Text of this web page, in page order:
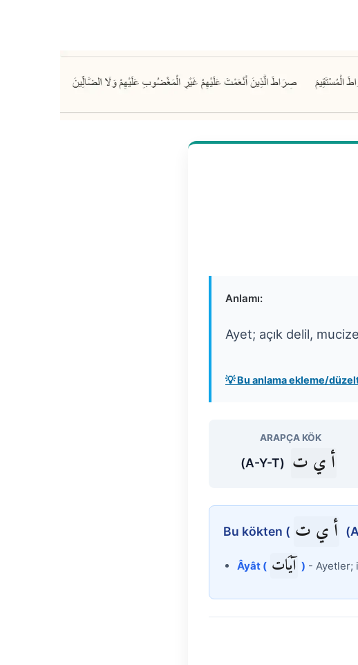
Anlamı:
Ayet; açık delil,
💡 Bu anlama ekleme/
ARAPÇA KÖK
أ ي ت (A-Y-T)
Bu kökten ( أ ي ت
Âyât ( آيَات ) - Ayetler;